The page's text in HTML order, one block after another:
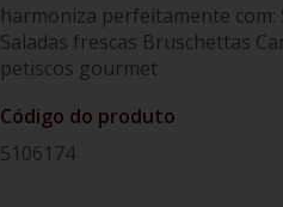
harmoniza perfeitamente com:
Saladas frescas Bruschettas
petiscos gourmet
Código do produto
5106174